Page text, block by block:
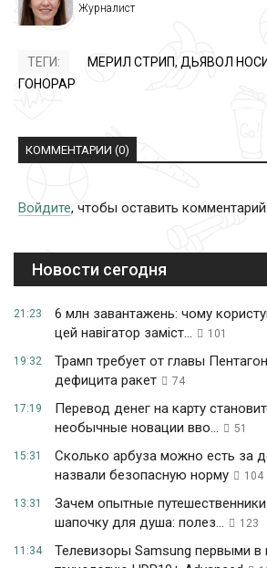
ТЕГИ: МЕРИЛ СТРИП, ДЬЯВОЛ
ГОНОРАР
КОММЕНТАРИИ (0)
Войдите, чтобы оставить комментарий.
Новости сегодня
21:23
6 млн завантажень: чому
цей навігатор заміст...
101
19:32
Трамп требует от главы
дефицита ракет
74
17:19
Перевод денег на карту
необычные новации вво...
51
15:31
Сколько арбуза можно есть за
назвали безопасную норму
104
13:31
Зачем опытные
шапочку для душа: полез...
123
11:34
Телевизоры Samsung первыми в